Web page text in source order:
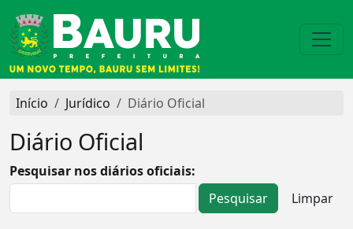
Início Jurídico Diário Oficial
Diário Oficial
Pesquisar nos diários oficiais: